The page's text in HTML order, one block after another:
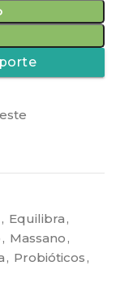
, Equilibra ,
, Massano ,
, Probióticos ,